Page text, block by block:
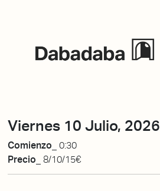
Viernes 10 Julio, 2026
Comienzo_ 0:30
Precio_ 8/10/15€